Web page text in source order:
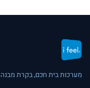
מערכות בית חכם, בקרת מבנה BMS, אודיו וקולנוע ביתי בישראל.